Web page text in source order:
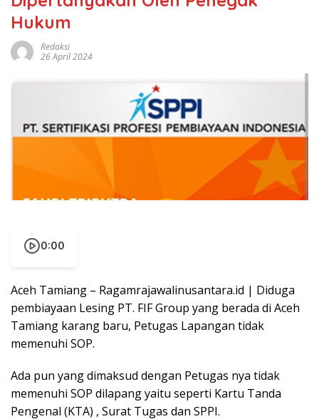
Hukum
Redaksi
26 April 2024
0:00
Aceh Tamiang – Ragamrajawalinusantara.id | Diduga
pembiayaan Lesing PT. FIF Group yang berada di Aceh
Tamiang karang baru, Petugas Lapangan tidak
memenuhi SOP.
Ada pun yang dimaksud dengan Petugas nya tidak
memenuhi SOP dilapang yaitu seperti Kartu Tanda
Pengenal (KTA) , Surat Tugas dan SPPI.